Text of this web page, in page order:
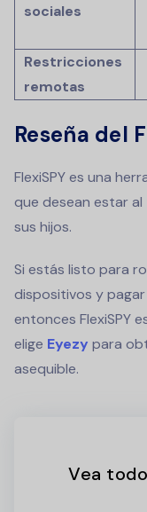
sociales
Restricciones
remotas
Reseña del
FlexiSPY es una
que desean estar
sus hijos.
Si estás listo para
dispositivos y
entonces FlexiSPY
elige Eyezy para
asequible.
Vea